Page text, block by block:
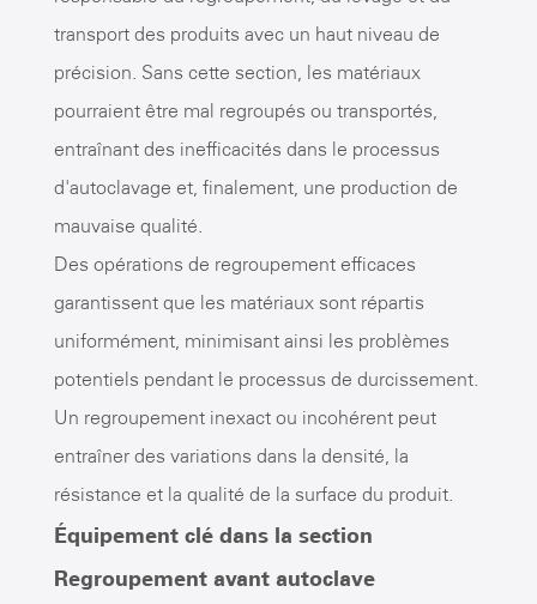
transport des produits avec un haut niveau de
précision. Sans cette section, les matériaux
pourraient être mal regroupés ou transportés,
entraînant des inefficacités dans le processus
d'autoclavage et, finalement, une production de
mauvaise qualité.
Des opérations de regroupement efficaces
garantissent que les matériaux sont répartis
uniformément, minimisant ainsi les problèmes
potentiels pendant le processus de durcissement.
Un regroupement inexact ou incohérent peut
entraîner des variations dans la densité, la
résistance et la qualité de la surface du produit.
Équipement clé dans la section
Regroupement avant autoclave